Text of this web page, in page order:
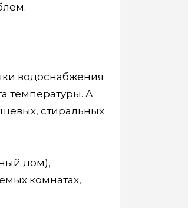
водоснабжения
температуры. А
стиральных
дом),
комнатах,